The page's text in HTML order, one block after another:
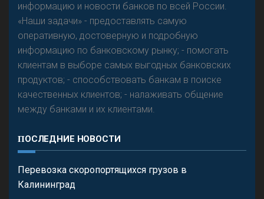
информацию и новости банков по всей России.
«Наши задачи» - предоставлять самую
оперативную, достоверную и подробную
информацию по банковскому рынку; - помогать
клиентам в выборе самых выгодных банковских
продуктов; - способствовать банкам в поиске
качественных клиентов; - налаживать общение
между банками и их клиентами.
ПОСЛЕДНИЕ НОВОСТИ
Перевозка скоропортящихся грузов в
Калининград